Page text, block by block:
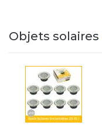
Objets solaires